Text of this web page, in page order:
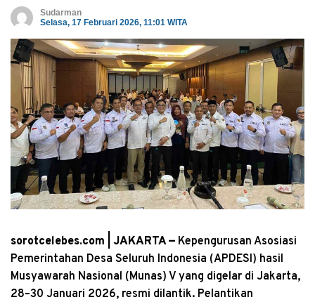
Sudarman
Selasa, 17 Februari 2026, 11:01 WITA
sorotcelebes.com | JAKARTA — Kepengurusan Asosiasi
Pemerintahan Desa Seluruh Indonesia (APDESI) hasil
Musyawarah Nasional (Munas) V yang digelar di Jakarta,
28–30 Januari 2026, resmi dilantik. Pelantikan